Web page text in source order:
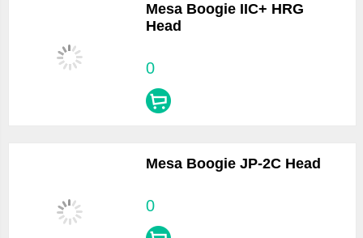
Mesa Boogie IIC+ HRG
Head
0
Mesa Boogie JP-2C Head
0